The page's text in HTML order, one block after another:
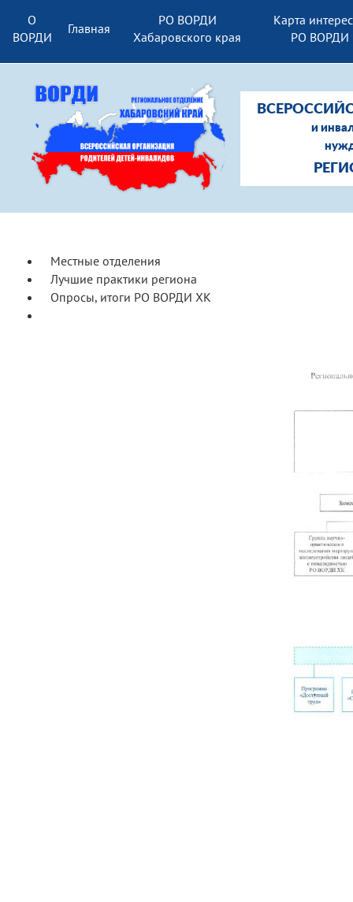
и
О
ВОРДИ
Главная
РО ВОРДИ
Хабаровского края
Карта
РО ВОРДИ
Местные отделения
Лучшие практики региона
Опросы, итоги РО ВОРДИ ХК